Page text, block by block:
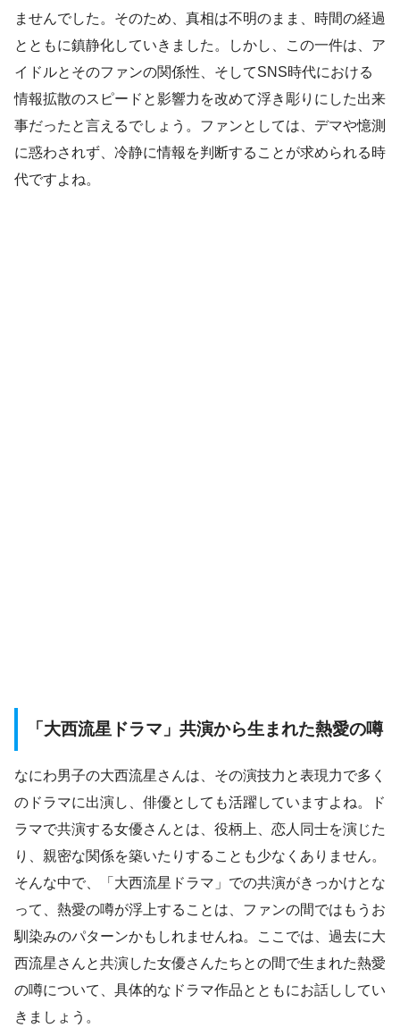
ませんでした。そのため、真相は不明のまま、時間の経過
とともに鎮静化していきました。しかし、この一件は、ア
イドルとそのファンの関係性、そしてSNS時代における
情報拡散のスピードと影響力を改めて浮き彫りにした出来
事だったと言えるでしょう。ファンとしては、デマや憶測
に惑わされず、冷静に情報を判断することが求められる時
代ですよね。
「大西流星ドラマ」共演から生まれた熱愛の噂
なにわ男子の大西流星さんは、その演技力と表現力で多く
のドラマに出演し、俳優としても活躍していますよね。ド
ラマで共演する女優さんとは、役柄上、恋人同士を演じた
り、親密な関係を築いたりすることも少なくありません。
そんな中で、「大西流星ドラマ」での共演がきっかけとな
って、熱愛の噂が浮上することは、ファンの間ではもうお
馴染みのパターンかもしれませんね。ここでは、過去に大
西流星さんと共演した女優さんたちとの間で生まれた熱愛
の噂について、具体的なドラマ作品とともにお話ししてい
きましょう。